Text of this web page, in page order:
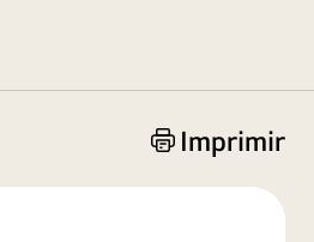
Imprimir